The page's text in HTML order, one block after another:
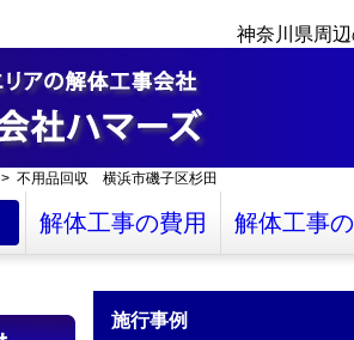
神奈川県周
> 不用品回収 横浜市磯子区杉田
解体工事の費用 解体工事
施行事例